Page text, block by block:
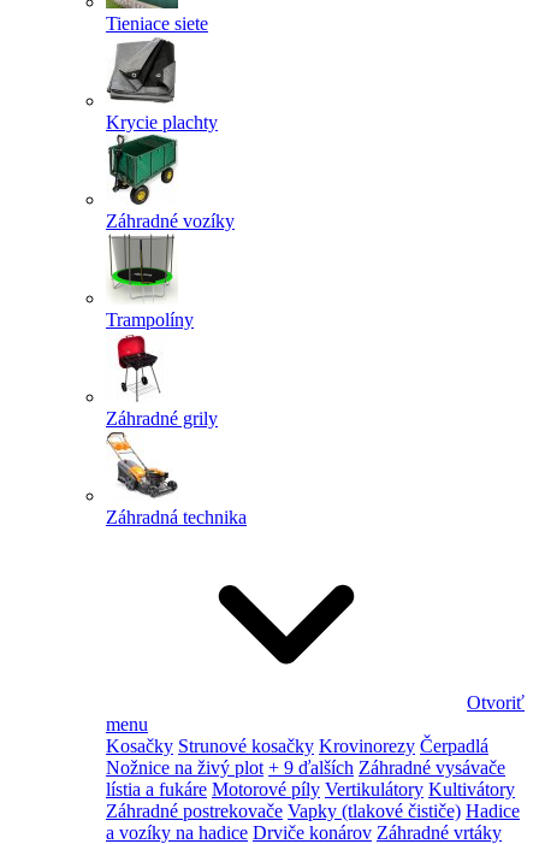
Tieniace siete
Krycie plachty
Záhradné vozíky
Trampolíny
Záhradné grily
Záhradná technika
Otvoriť
menu
Kosačky Strunové kosačky Krovinorezy Čerpadlá
Nožnice na živý plot + 9 ďalších Záhradné vysávače
lístia a fukáre Motorové píly Vertikulátory Kultivátory
Záhradné postrekovače Vapky (tlakové čističe) Hadice
a vozíky na hadice Drviče konárov Záhradné vrtáky